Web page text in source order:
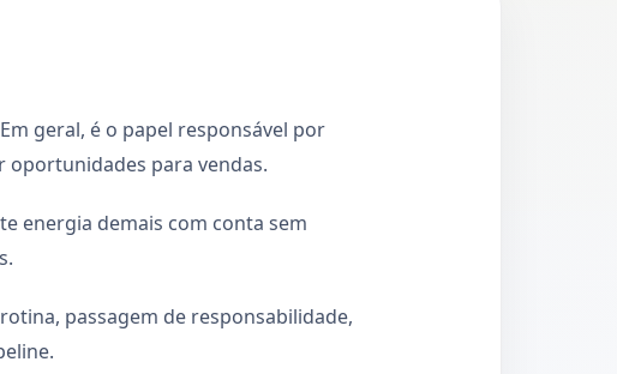
geral, é o papel responsável por
oportunidades para vendas.
energia demais com conta sem
passagem de responsabilidade,